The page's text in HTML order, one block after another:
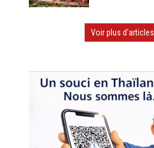
Voir plus d'articles